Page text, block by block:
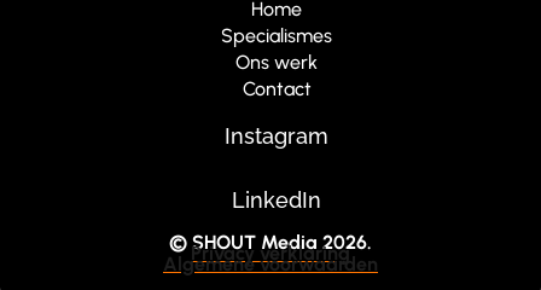
Home
Specialismes
Ons werk
Contact
Instagram
LinkedIn
© SHOUT Media 2026.
Privacy verklaring
Algemene voorwaarden